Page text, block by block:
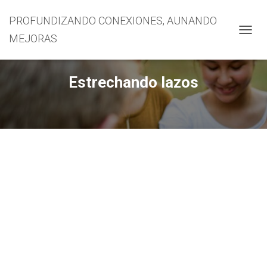
PROFUNDIZANDO CONEXIONES, AUNANDO
MEJORAS
Estrechando lazos